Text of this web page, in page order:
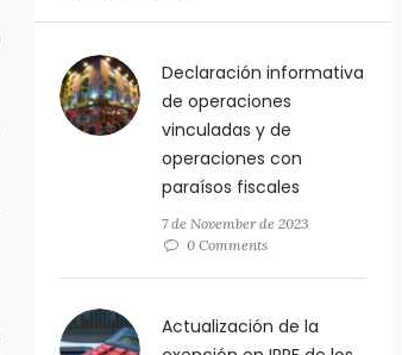
Declaración informativa
de operaciones
vinculadas y de
operaciones con
paraísos fiscales
7 de November de 2023
0 Comments
Actualización de la